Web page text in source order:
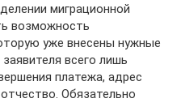
миграционной
возможность
уже внесены нужные
всего лишь
платежа, адрес
Обязательно